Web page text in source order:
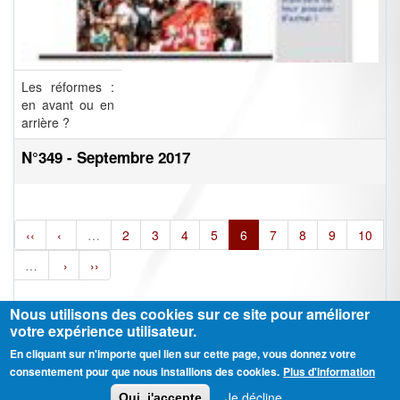
Les réformes :
en avant ou en
arrière ?
N°349 - Septembre 2017
‹‹ ‹ … 2 3 4 5 6 7 8 9
10
…
› ››
Ⓒ CGT Fédération THCB - Tous les droits réservés - Mentions légales
Contactez-nous
Nous utilisons des cookies sur ce site pour améliorer
votre expérience utilisateur.
En cliquant sur n'importe quel lien sur cette page, vous donnez votre
consentement pour que nous installions des cookies. Plus d'information